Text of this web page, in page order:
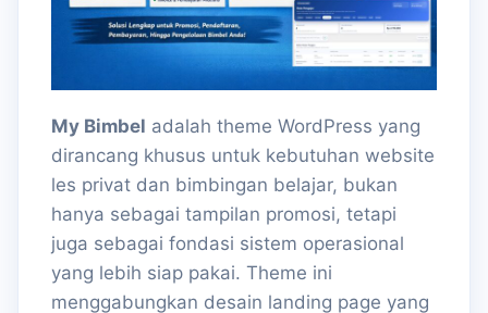
My Bimbel adalah theme WordPress yang
dirancang khusus untuk kebutuhan website
les privat dan bimbingan belajar, bukan
hanya sebagai tampilan promosi, tetapi
juga sebagai fondasi sistem operasional
yang lebih siap pakai. Theme ini
menggabungkan desain landing page yang